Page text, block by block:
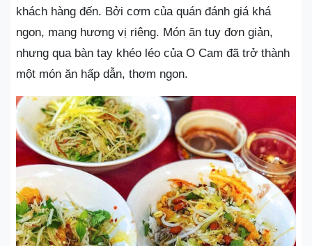
khách hàng đến. Bởi cơm của quán đánh giá khá
ngon, mang hương vị riêng. Món ăn tuy đơn giản,
nhưng qua bàn tay khéo léo của O Cam đã trở thành
một món ăn hấp dẫn, thơm ngon.